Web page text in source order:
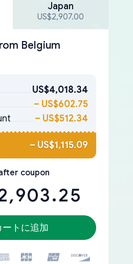
Japan
US$2,907.00
Belgium
US$4,018.34
– US$602.75
– US$512.34
– US$1,115.09
coupon
ートに追加